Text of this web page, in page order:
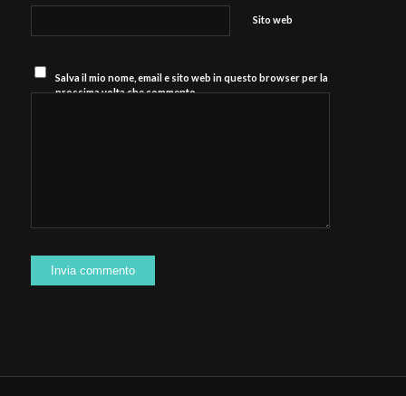
Sito web
Salva il mio nome, email e sito web in questo browser per la
prossima volta che commento.